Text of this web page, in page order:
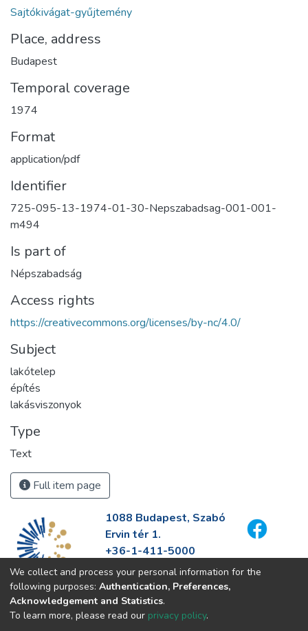
Sajtókivágat-gyűjtemény
Place, address
Budapest
Temporal coverage
1974
Format
application/pdf
Identifier
725-095-13-1974-01-30-Nepszabadsag-001-001-
m494
Is part of
Népszabadság
Access rights
https://creativecommons.org/licenses/by-nc/4.0/
Subject
lakótelep
építés
lakásviszonyok
Type
Text
Full item page
1088 Budapest, Szabó
Ervin tér 1.
+36-1-411-5000
info@fszek.hu
https://fszek.hu
We collect and process your personal information for the
following purposes: Authentication, Preferences,
Acknowledgement and Statistics.
To learn more, please read our privacy policy.